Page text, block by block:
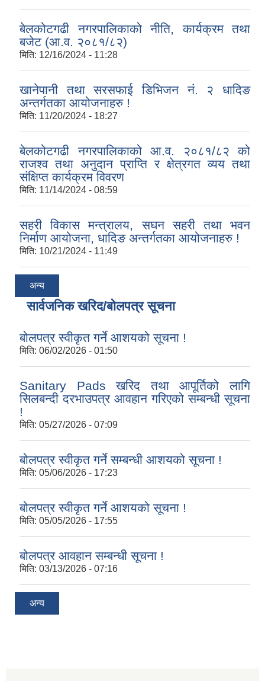
बेलकोटगढी नगरपालिकाको नीति, कार्यक्रम तथा
बजेट (आ.व. २०८१/८२)
मिति: 12/16/2024 - 11:28
खानेपानी तथा सरसफाई डिभिजन नं. २ धादिङ
अन्तर्गतका आयोजनाहरु !
मिति: 11/20/2024 - 18:27
बेलकोटगढी नगरपालिकाको आ.व. २०८१/८२ को
राजश्व तथा अनुदान प्राप्ति र क्षेत्रगत व्यय तथा
संक्षिप्त कार्यक्रम विवरण
मिति: 11/14/2024 - 08:59
सहरी विकास मन्त्रालय, सघन सहरी तथा भवन
निर्माण आयोजना, धादिङ अन्तर्गतका आयोजनाहरु !
मिति: 10/21/2024 - 11:49
अन्य
सार्वजनिक खरिद/बोलपत्र सूचना
बोलपत्र स्वीकृत गर्ने आशयको सूचना !
मिति: 06/02/2026 - 01:50
Sanitary Pads खरिद तथा आपूर्तिको लागि
सिलबन्दी दरभाउपत्र आवहान गरिएको सम्बन्धी सूचना
!
मिति: 05/27/2026 - 07:09
बोलपत्र स्वीकृत गर्ने सम्बन्धी आशयको सूचना !
मिति: 05/06/2026 - 17:23
बोलपत्र स्वीकृत गर्ने आशयको सूचना !
मिति: 05/05/2026 - 17:55
बोलपत्र आवहान सम्बन्धी सूचना !
मिति: 03/13/2026 - 07:16
अन्य